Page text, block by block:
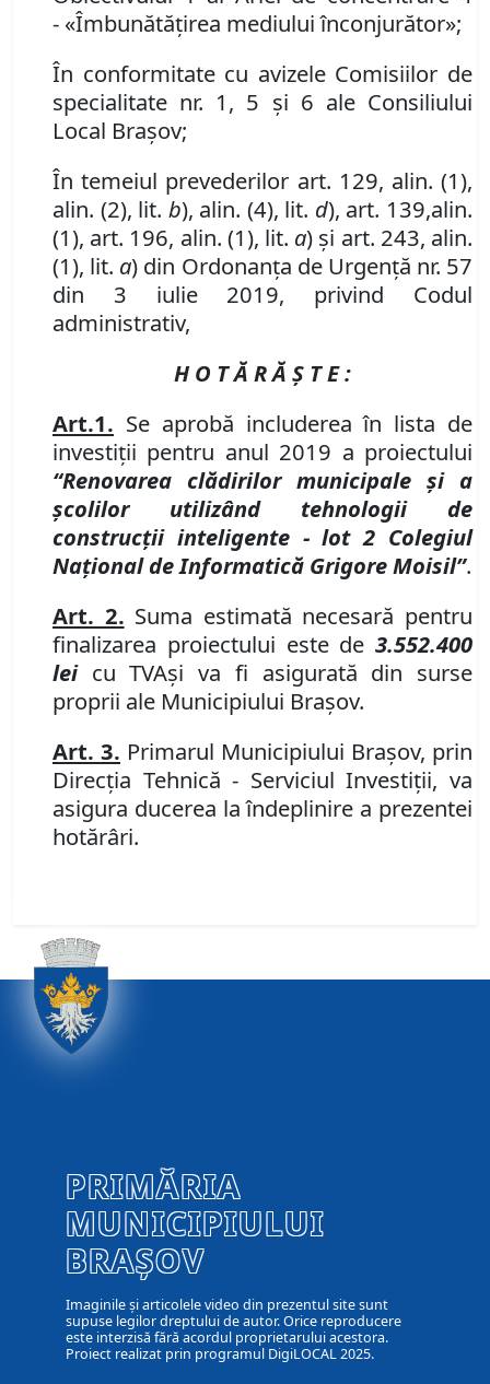
- «Îmbunătățirea mediuluiînconjurător»;
În conformitate cu avizele Comisiilor de
specialitate nr. 1, 5 și 6 ale Consiliului
Local Brașov;
În temeiul prevederilor art. 129, alin. (1),
alin. (2), lit. b), alin. (4), lit. d), art. 139,alin.
(1), art. 196, alin. (1), lit. a) și art. 243, alin.
(1), lit. a) din Ordonanța de Urgență nr. 57
din 3 iulie 2019, privind Codul
administrativ,
H O T Ă R Ă Ş T E :
Art.1. Se aprobă includereaîn lista de
investiţii pentru anul 2019 a proiectului
“Renovarea clădirilor municipale şi a
şcolilor utilizând tehnologii de
construcții inteligente -lot 2 Colegiul
Național de Informatică Grigore Moisil”.
Art. 2. Suma estimată necesară pentru
finalizarea proiectului este de 3.552.400
lei cu TVAşi va fi asigurată din surse
proprii ale Municipiului Braşov.
Art. 3. Primarul Municipiului Braşov, prin
Direcţia Tehnică - Serviciul Investiţii, va
asigura ducerea la îndeplinire a prezentei
hotărâri.
PRIMĂRIA
MUNICIPIULUI
BRAȘOV
Imaginile și articolele video din prezentul site sunt
supuse legilor dreptului de autor. Orice reproducere
este interzisă fără acordul proprietarului acestora.
Proiect realizat prin programul DigiLOCAL 2025.